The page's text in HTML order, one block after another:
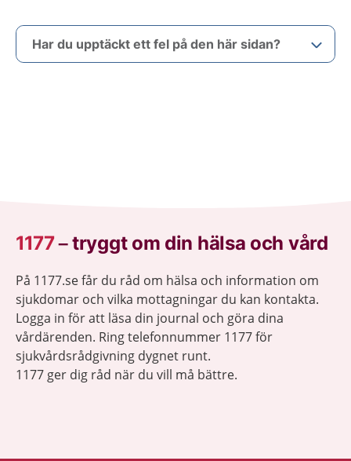
Har du upptäckt ett fel på den här sidan?
1177–tryggt om din hälsa och vård
På 1177.se får du råd om hälsa och information om
sjukdomar och vilka mottagningar du kan kontakta.
Logga in för att läsa din journal och göra dina
vårdärenden. Ring telefonnummer 1177 för
sjukvårdsrådgivning dygnet runt.
1177 ger dig råd när du vill må bättre.